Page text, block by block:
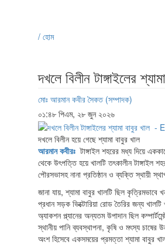
/ হোম
দখলে বিলীন টাঙ্গাইলের
মোঃ আরমান কবীর সৈকত (সম্পাদক)
০১:৪৮ পিএম, ২৮ জুন ২০২৬
দখলে বিলীন হয়ে গেছে শ্যামা বাবুর খাল
আরমান কবীরঃ টাঙ্গাইল শহরের মধ্য দিয়ে
থেকে উৎপত্তি হয়ে খালটি তৎকালীন টাঙ্গাইল
পৌরসভাসহ নানা প্রতিষ্ঠান ও ব্যক্তি স্থায়ী
জানা যায়, শ্যামা বাবুর খালটি ছিল কৃত্রিমভাবে
প্রধান সড়ক ভিক্টোরিয়া রোড তৈরির জন্য
অ্যাকশন প্ল্যানের অন্যতম উপাদান ছিল
স্থানীয় পানি ব্যবস্থাপনা, কৃষি ও মৎস্য চাষের
অংশ হিসেবে একসময়ের প্রমত্তা শ্যামা বাবুর